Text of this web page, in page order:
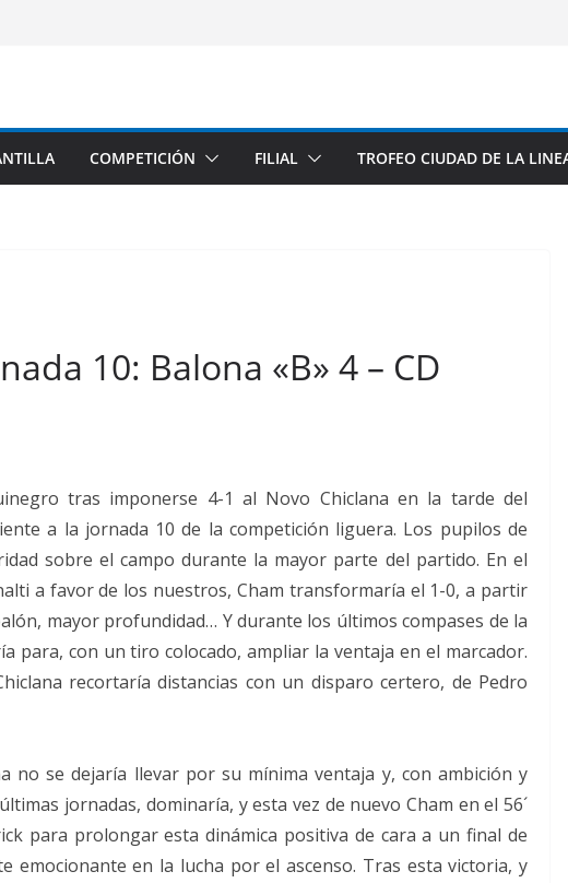
COMPETICIÓN FILIAL TROFEO CIUDAD DE LA
10: Balona «B» 4 – CD
tras imponerse 4-1 al Novo Chiclana en la tarde del
a la jornada 10 de la competición liguera. Los pupilos de
sobre el campo durante la mayor parte del partido. En el
a favor de los nuestros, Cham transformaría el 1-0, a partir
mayor profundidad… Y durante los últimos compases de la
para, con un tiro colocado, ampliar la ventaja en el marcador.
recortaría distancias con un disparo certero, de Pedro
no se dejaría llevar por su mínima ventaja y, con ambición y
jornadas, dominaría, y esta vez de nuevo Cham en el 56´
para prolongar esta dinámica positiva de cara a un final de
emocionante en la lucha por el ascenso. Tras esta victoria, y